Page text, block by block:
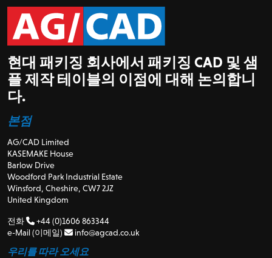
현대 패키징 회사에서 패키징 CAD 및 샘
플 제작 테이블의 이점에 대해 논의합니
다.
본점
AG/CAD Limited
KASEMAKE House
Barlow Drive
Woodford Park Industrial Estate
Winsford, Cheshire, CW7 2JZ
United Kingdom
전화
+44 (0)1606 863344
e-Mail (이메일)
info@agcad.co.uk
우리를 따라 오세요